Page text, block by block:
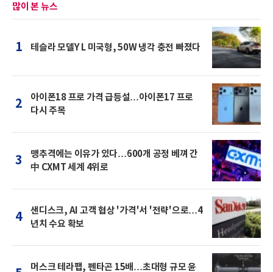
많이 본 뉴스
1 테슬라 모델Y L 미국형, 50W 냉각 충전 빠졌다
2
아이폰18 프로 가격 급등설…아이폰17 프로
다시 주목
3
맹추격에는 이유가 있다…600개 공정 베껴 간
中 CXMT 세계 4위로
4
샌디스크, AI 고객 협상 '가격'서 '전략'으로…4
년치 수요 확보
머스크 테라팹, 펜타곤 15배…초대형 규모 윤